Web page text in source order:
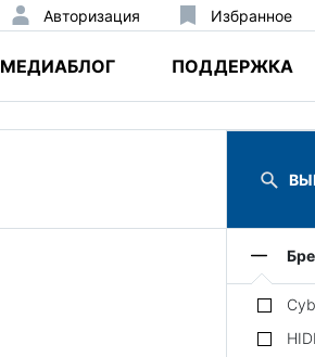
Избранное
Авторизация
МЕДИАБЛОГ ПОДДЕРЖКА